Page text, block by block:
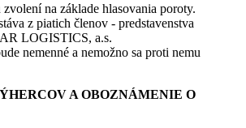
na základe hlasovania poroty.
z piatich členov - predstavenstva
LOGISTICS, a.s.
nemenné a nemožno sa proti nemu
A OBOZNÁMENIE O